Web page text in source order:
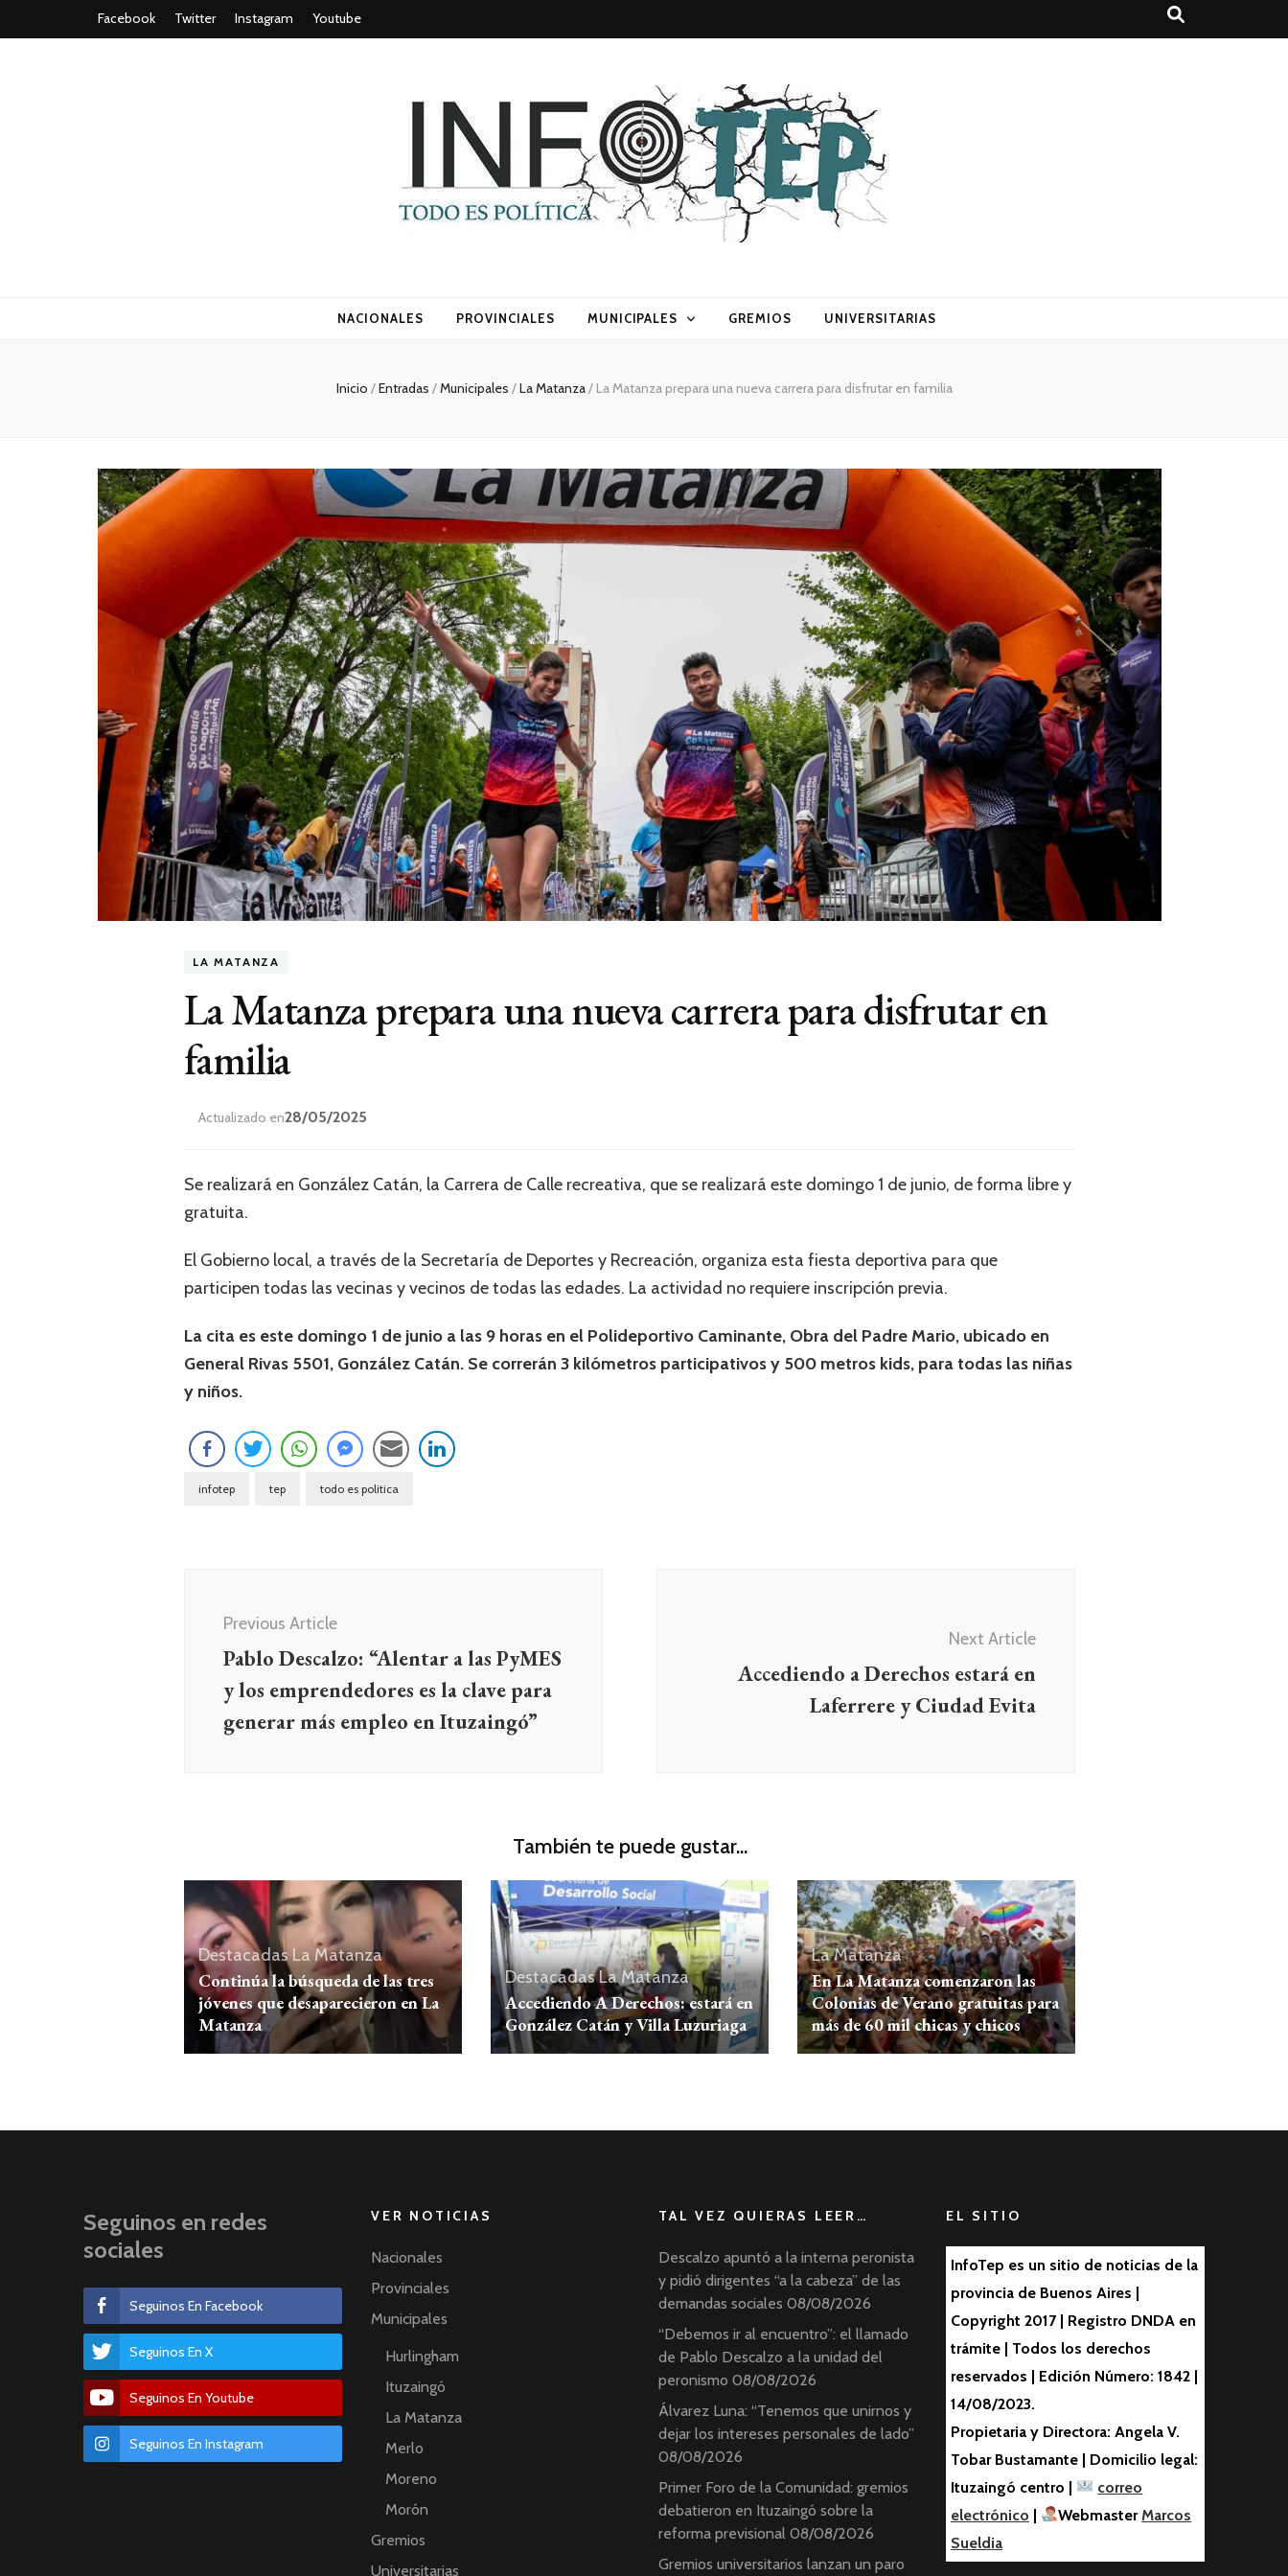
Facebook Twitter Instagram Youtube
Todo es (rosca) política
NACIONALES PROVINCIALES MUNICIPALES GREMIOS UNIVERSITARIAS
Inicio /Entradas /Municipales /La Matanza/ La Matanza prepara una nueva carrera para disfrutar en familia
LA MATANZA
La Matanza prepara una nueva carrera para disfrutar en
familia
Actualizado en28/05/2025
Se realizará en González Catán, la Carrera de Calle recreativa, que se realizará este domingo 1 de junio, de forma libre y
gratuita.
El Gobierno local, a través de la Secretaría de Deportes y Recreación, organiza esta fiesta deportiva para que
participen todas las vecinas y vecinos de todas las edades. La actividad no requiere inscripción previa.
La cita es este domingo 1 de junio a las 9 horas en el Polideportivo Caminante, Obra del Padre Mario, ubicado en
General Rivas 5501, González Catán. Se correrán 3 kilómetros participativos y 500 metros kids, para todas las niñas
y niños.
infotep tep todo es politica
entradas
Previous Article
Pablo Descalzo: “Alentar a las PyMES
y los emprendedores es la clave para
generar más empleo en Ituzaingó”
Next Article
Accediendo a Derechos estará en
Laferrere y Ciudad Evita
También te puede gustar...
DestacadasLa Matanza
Continúa la búsqueda de las tres
jóvenes que desaparecieron en La
Matanza
DestacadasLa Matanza
Accediendo A Derechos: estará en
González Catán y Villa Luzuriaga
La Matanza
En La Matanza comenzaron las
Colonias de Verano gratuitas para
más de 60 mil chicas y chicos
Seguinos en redes
sociales
Seguinos En Facebook
Seguinos En X
Seguinos En Youtube
Seguinos En Instagram
VER NOTICIAS
Nacionales
Provinciales
Municipales
Hurlingham
Ituzaingó
La Matanza
Merlo
Moreno
Morón
Gremios
Universitarias
TAL VEZ QUIERAS LEER…
Descalzo apuntó a la interna peronista
y pidió dirigentes “a la cabeza” de las
demandas sociales 08/08/2026
“Debemos ir al encuentro”: el llamado
de Pablo Descalzo a la unidad del
peronismo 08/08/2026
Álvarez Luna: “Tenemos que unirnos y
dejar los intereses personales de lado”
08/08/2026
Primer Foro de la Comunidad: gremios
debatieron en Ituzaingó sobre la
reforma previsional 08/08/2026
Gremios universitarios lanzan un paro
EL SITIO
InfoTep es un sitio de noticias de la
provincia de Buenos Aires |
Copyright 2017 | Registro DNDA en
trámite | Todos los derechos
reservados | Edición Número: 1842 |
14/08/2023.
Propietaria y Directora: Angela V.
Tobar Bustamante | Domicilio legal:
Ituzaingó centro |
correo
electrónico | WebmasterMarcos
Sueldia